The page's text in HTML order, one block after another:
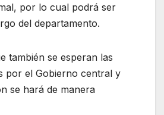
por lo cual podrá ser
del departamento.
también se esperan las
por el Gobierno central y
se hará de manera